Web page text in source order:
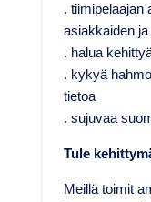
. tiimipelaajan
asiakkaiden
. halua
. kykyä
tietoa
. sujuvaa
Tule
Meillä toimit